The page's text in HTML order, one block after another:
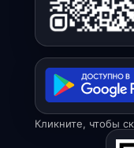
Кликните, чтобы